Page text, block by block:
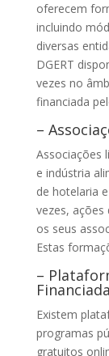
oferecem
incluindo
diversas
DGERT
vezes no
financiada
–
Associações
e indústria
de hotelaria
vezes, ações
os seus
Estas
–
Financiada
Existem
programas
gratuitos